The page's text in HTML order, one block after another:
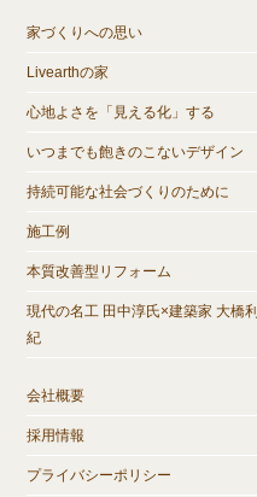
家づくりへの思い
Livearthの家
心地よさを「見える化」する
いつまでも飽きのこないデザイン
持続可能な社会づくりのために
施工例
本質改善型リフォーム
現代の名工 田中淳氏×建築家 大橋利
紀
会社概要
採用情報
プライバシーポリシー